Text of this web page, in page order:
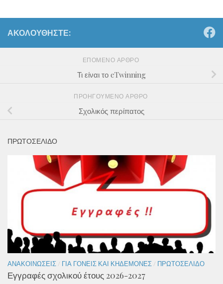
ΑΚΟΛΟΥΘΉΣΤΕ:
ΕΠΌΜΕΝΟ ΆΡΘΡΟ
Τι είναι το eTwinning
ΠΡΟΗΓΟΎΜΕΝΟ ΆΡΘΡΟ
Σχολικός περίπατος
ΠΡΩΤΟΣΕΛΙΔΟ
ΑΝΑΚΟΙΝΏΣΕΙΣ / ΓΙΑ ΓΟΝΕΊΣ ΚΑΙ ΚΗΔΕΜΌΝΕΣ / ΠΡΩΤΟΣΈΛΙΔΟ
Εγγραφές σχολικού έτους 2026-2027